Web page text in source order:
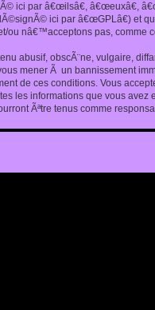
ici par â€œilsâ€, â€œeuxâ€,
ici par â€œGPLâ€) et
ou nâ€™acceptons pas, comme
abusif, obscÃ¨ne, vulgaire,
mener Ã un bannissement
de ces conditions. Vous
les informations que vous
Ãªtre tenus comme